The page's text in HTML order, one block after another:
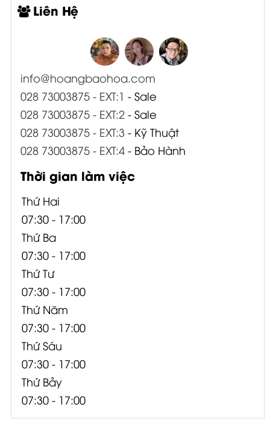
Liên Hệ
info@hoangbaohoa.com
028 73003875 - EXT:1 - Sale
028 73003875 - EXT:2- Sale
028 73003875 - EXT:3 - Kỹ Thuật
028 73003875 - EXT:4- Bảo Hành
Thời gian làm việc
Thứ Hai
07:30 - 17:00
Thứ Ba
07:30 - 17:00
Thứ Tư
07:30 - 17:00
Thứ Năm
07:30 - 17:00
Thứ Sáu
07:30 - 17:00
Thứ Bảy
07:30 - 17:00